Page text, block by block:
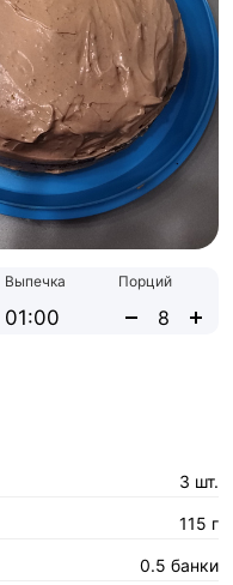
Выпечка
01:00
Порций
3 шт.
115 г
0.5 банки